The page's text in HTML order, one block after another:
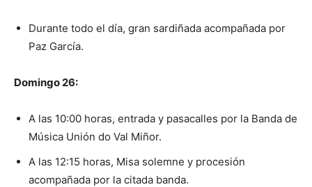
Durante todo el día, gran sardiñada acompañada por
Paz García.
Domingo 26:
A las 10:00 horas, entrada y pasacalles por la Banda de
Música Unión do Val Miñor.
A las 12:15 horas, Misa solemne y procesión
acompañada por la citada banda.